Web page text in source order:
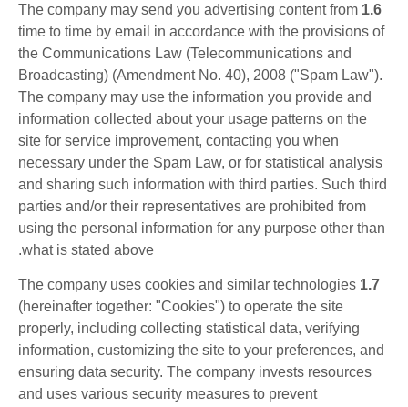
1.6
The company may send you advertising content from
time to time by email in accordance with the provisions of
the Communications Law (Telecommunications and
Broadcasting) (Amendment No. 40), 2008 ("Spam Law").
The company may use the information you provide and
information collected about your usage patterns on the
site for service improvement, contacting you when
necessary under the Spam Law, or for statistical analysis
and sharing such information with third parties. Such third
parties and/or their representatives are prohibited from
using the personal information for any purpose other than
what is stated above.
1.7
The company uses cookies and similar technologies
(hereinafter together: "Cookies") to operate the site
properly, including collecting statistical data, verifying
information, customizing the site to your preferences, and
ensuring data security. The company invests resources
and uses various security measures to prevent